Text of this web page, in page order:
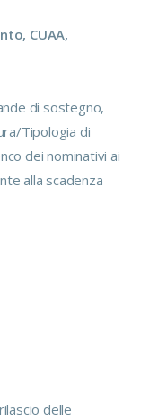
CUAA,
di sostegno,
Tipologia di
dei nominativi ai
alla scadenza
delle